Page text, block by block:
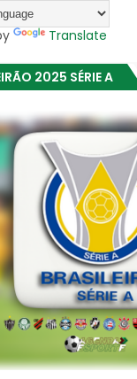
Translate
2025 SÉRIE A